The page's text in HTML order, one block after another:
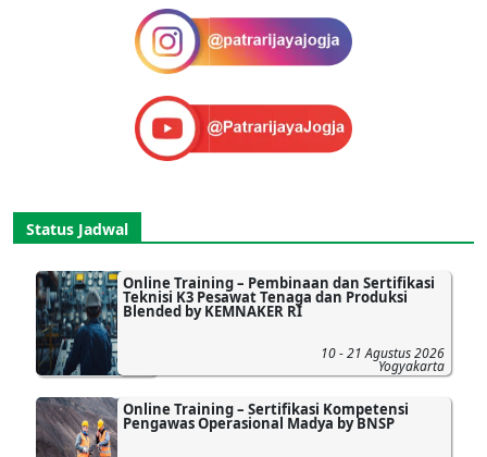
Status Jadwal
Online Training – Pembinaan dan Sertifikasi
Teknisi K3 Pesawat Tenaga dan Produksi
Blended by KEMNAKER RI
10 - 21 Agustus 2026
Yogyakarta
Online Training – Sertifikasi Kompetensi
Pengawas Operasional Madya by BNSP